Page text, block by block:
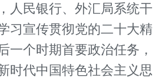
人民银行、外汇局系统干
习宣传贯彻党的二十大精
一个时期首要政治任务，
时代中国特色社会主义思